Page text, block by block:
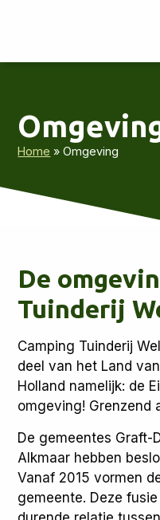
Home »Omgeving
De
Tuinderij
Camping Tuinderij
deel van het Land
Holland namelijk: de
omgeving! Grenzend
De gemeentes Graft-
Alkmaar hebben
Vanaf 2015 vormen
gemeente. Deze